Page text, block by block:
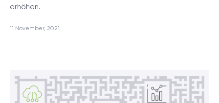
erhöhen.
11 November, 2021